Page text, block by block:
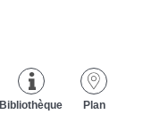
Plan
Bibliothèque